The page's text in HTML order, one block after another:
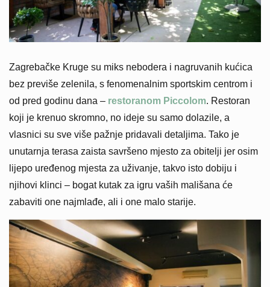
Zagrebačke Kruge su miks nebodera i nagruvanih kućica
bez previše zelenila, s fenomenalnim sportskim centrom i
od pred godinu dana – restoranom Piccolom. Restoran
koji je krenuo skromno, no ideje su samo dolazile, a
vlasnici su sve više pažnje pridavali detaljima. Tako je
unutarnja terasa zaista savršeno mjesto za obitelji jer osim
lijepo uređenog mjesta za uživanje, takvo isto dobiju i
njihovi klinci – bogat kutak za igru vaših mališana će
zabaviti one najmlađe, ali i one malo starije.